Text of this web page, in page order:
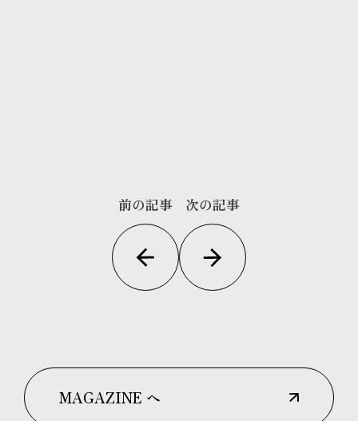
前の記事 次の記事
MAGAZINE へ